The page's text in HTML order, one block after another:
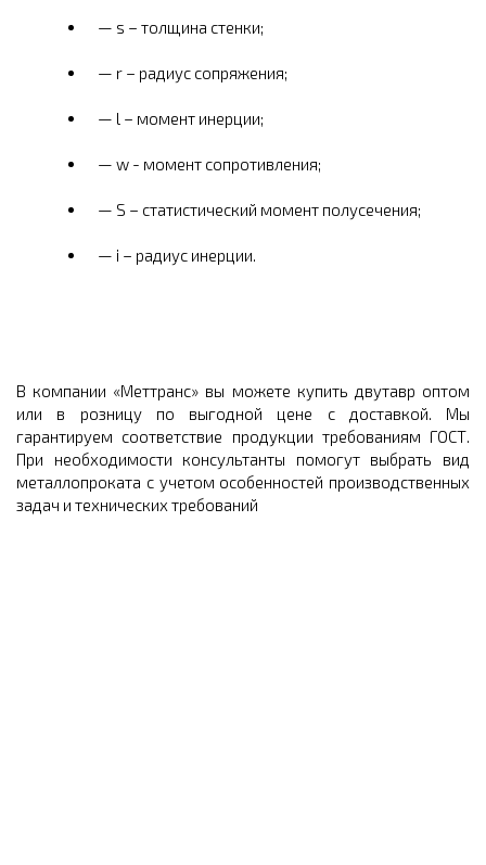
s – толщина стенки;
r – радиус сопряжения;
l – момент инерции;
w - момент сопротивления;
S – статистический момент полусечения;
i – радиус инерции.
В компании «Меттранс» вы можете купить двутавр оптом
или в розницу по выгодной цене с доставкой. Мы
гарантируем соответствие продукции требованиям ГОСТ.
При необходимости консультанты помогут выбрать вид
металлопроката с учетом особенностей производственных
задач и технических требований